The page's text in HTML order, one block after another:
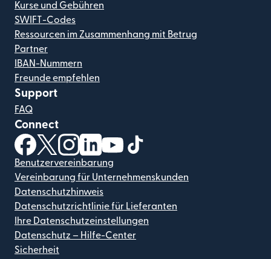
Kurse und Gebühren
SWIFT-Codes
Ressourcen im Zusammenhang mit Betrug
Partner
IBAN-Nummern
Freunde empfehlen
Support
FAQ
Connect
(wird in einem neuen Fenster geöffnet)
(wird in einem neuen Fenster geöffnet)
(wird in einem neuen Fenster geöffnet)
(wird in einem neuen Fenster geöffnet)
(wird in einem neuen Fenster
Benutzervereinbarung
Vereinbarung für Unternehmenskunden
Datenschutzhinweis
Datenschutzrichtlinie für Lieferanten
Ihre Datenschutzeinstellungen
Datenschutz – Hilfe-Center
Sicherheit